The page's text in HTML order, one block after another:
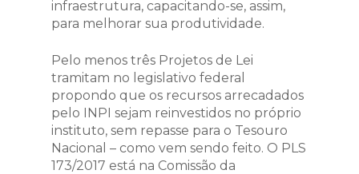
infraestrutura, capacitando-se, assim,
para melhorar sua produtividade.
Pelo menos três Projetos de Lei
tramitam no legislativo federal
propondo que os recursos arrecadados
pelo INPI sejam reinvestidos no próprio
instituto, sem repasse para o Tesouro
Nacional – como vem sendo feito. O PLS
173/2017 está na Comissão da